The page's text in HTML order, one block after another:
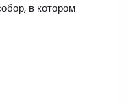
в котором